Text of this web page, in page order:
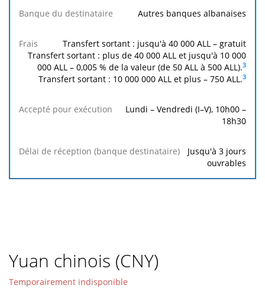
Autres banques albanaises
Transfert sortant : jusqu'à 40 000 ALL – gratuit
Transfert sortant : plus de 40 000 ALL et jusqu'à 10 000
000 ALL – 0,005 % de la valeur (de 50 ALL à 500 ALL).3
Transfert sortant : 10 000 000 ALL et plus – 750 ALL.3
Lundi – Vendredi (I–V), 10h00 –
18h30
Jusqu'à 3 jours
ouvrables
Yuan chinois (CNY)
Temporairement indisponible